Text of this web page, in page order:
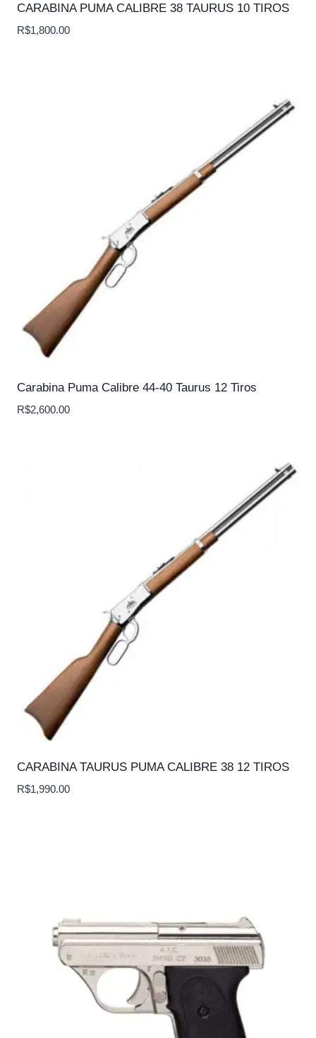
CARABINA PUMA CALIBRE 38 TAURUS 10 TIROS
R$1,800.00
Carabina Puma Calibre 44-40 Taurus 12 Tiros
R$2,600.00
CARABINA TAURUS PUMA CALIBRE 38 12 TIROS
R$1,990.00